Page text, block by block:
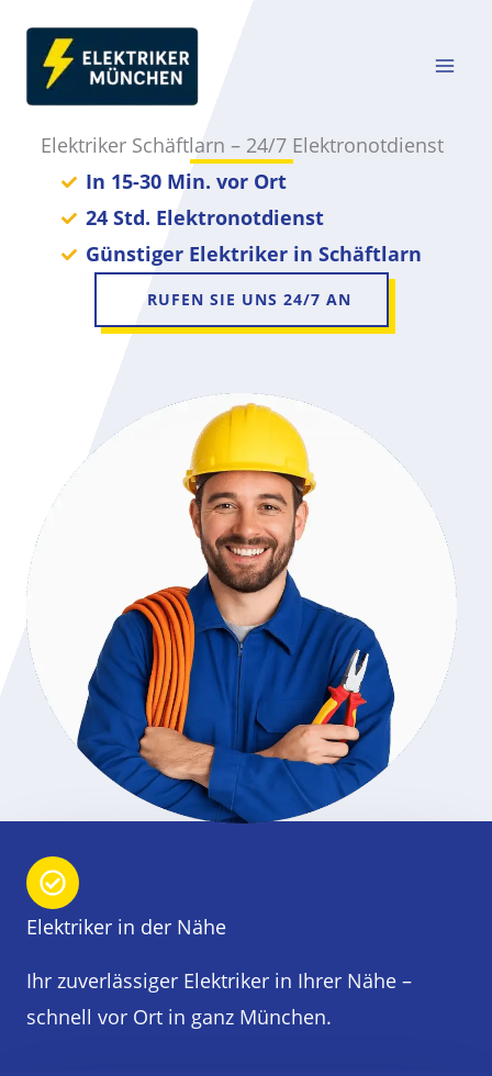
Inhalt
springen
Elektriker Schäftlarn – 24/7 Elektronotdienst
In 15-30 Min. vor Ort
24 Std. Elektronotdienst
Günstiger Elektriker in Schäftlarn
RUFEN SIE UNS 24/7 AN
Elektriker in der Nähe
Ihr zuverlässiger Elektriker in Ihrer Nähe –
schnell vor Ort in ganz München.